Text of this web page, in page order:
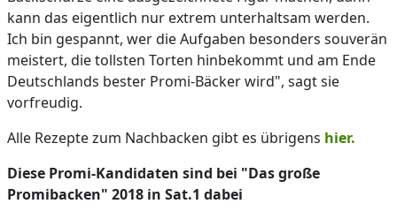
kann das eigentlich nur extrem unterhaltsam werden.
Ich bin gespannt, wer die Aufgaben besonders souverän
meistert, die tollsten Torten hinbekommt und am Ende
Deutschlands bester Promi-Bäcker wird", sagt sie
vorfreudig.
Alle Rezepte zum Nachbacken gibt es übrigens hier.
Diese Promi-Kandidaten sind bei "Das große
Promibacken" 2018 in Sat.1 dabei